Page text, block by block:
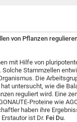
von Pflanzen
mit Hilfe von
Solche Stammzellen
Die
hat untersucht, wie die
reguliert wird. Eine
Proteine wie
haben ihre
ist Dr. Fei Du.